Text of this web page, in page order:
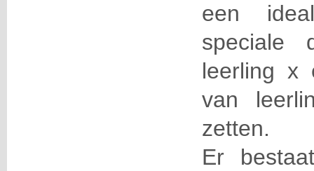
een
speciale
leerling x
van
zetten.
Er